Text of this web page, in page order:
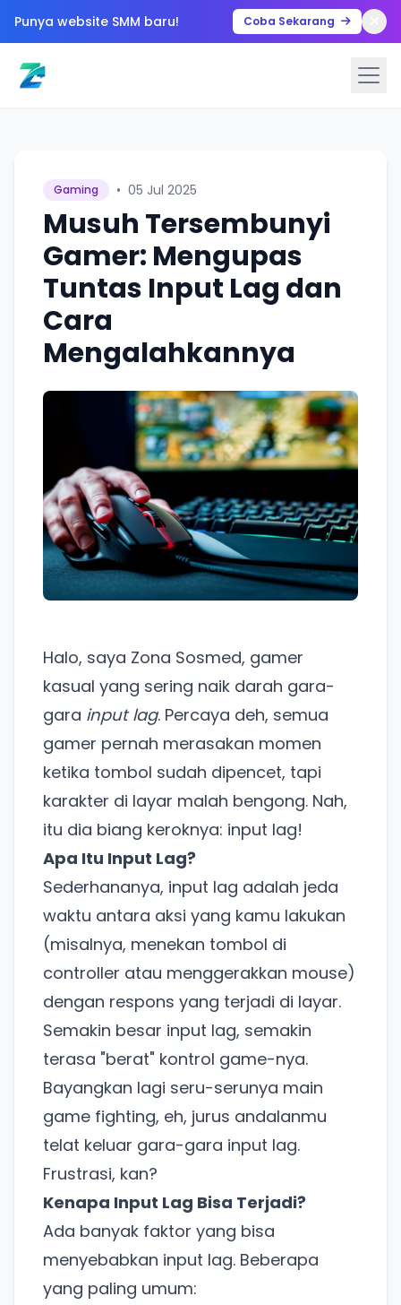
Punya website SMM baru! Coba Sekarang
Gaming • 05 Jul 2025
Musuh Tersembunyi
Gamer: Mengupas
Tuntas Input Lag dan
Cara
Mengalahkannya
Halo, saya Zona Sosmed, gamer
kasual yang sering naik darah gara-
gara input lag. Percaya deh, semua
gamer pernah merasakan momen
ketika tombol sudah dipencet, tapi
karakter di layar malah bengong. Nah,
itu dia biang keroknya: input lag!
Apa Itu Input Lag?
Sederhananya, input lag adalah jeda
waktu antara aksi yang kamu lakukan
(misalnya, menekan tombol di
controller atau menggerakkan mouse)
dengan respons yang terjadi di layar.
Semakin besar input lag, semakin
terasa "berat" kontrol game-nya.
Bayangkan lagi seru-serunya main
game fighting, eh, jurus andalanmu
telat keluar gara-gara input lag.
Frustrasi, kan?
Kenapa Input Lag Bisa Terjadi?
Ada banyak faktor yang bisa
menyebabkan input lag. Beberapa
yang paling umum: